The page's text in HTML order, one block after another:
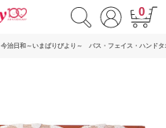
0
今治日和～いまばりびより～ バス・フェイス・ハンドタ